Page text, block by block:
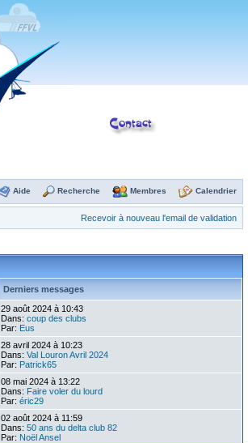
Aide Recherche Membres Calendrier
Recevoir à nouveau l'email de validation
Derniers messages
29 août 2024 à 10:43
Dans: coup des clubs
Par: Eus
28 avril 2024 à 10:23
Dans: Val Louron Avril 2024
Par: Patrick65
08 mai 2024 à 13:22
Dans: Faire voler du lourd
Par: éric29
02 août 2024 à 11:59
Dans: 50 ans du delta club 82
Par: Noël Ansel